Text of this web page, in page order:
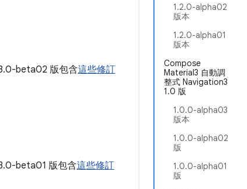
1.2.0-alpha02
版本
1.2.0-alpha01
版本
Compose
Material3 自動調
整式 Navigation3
1.0 版
1.0.0-alpha03
版本
1.0.0-alpha02
版
1.0.0-alpha01
版
beta02 版包含這些修訂
beta01 版包含這些修訂